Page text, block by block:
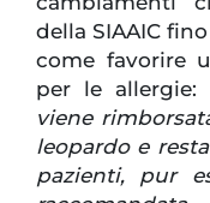
della SIAAIC
come favorire
per le allergie:
viene
leopardo e
pazienti, pur